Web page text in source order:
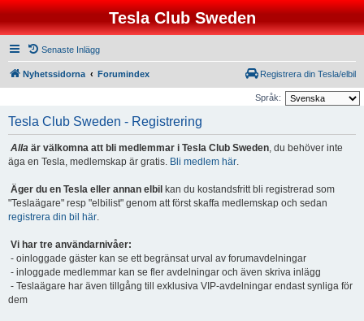
Tesla Club Sweden
Senaste Inlägg
Nyhetssidorna Forumindex Registrera din Tesla/elbil
Språk:
Tesla Club Sweden - Registrering
Alla är välkomna att bli medlemmar i Tesla Club Sweden, du behöver inte
äga en Tesla, medlemskap är gratis. Bli medlem här.
Äger du en Tesla eller annan elbil kan du kostandsfritt bli registrerad som
"Teslaägare" resp "elbilist" genom att först skaffa medlemskap och sedan
registrera din bil här.
Vi har tre användarnivåer:
- oinloggade gäster kan se ett begränsat urval av forumavdelningar
- inloggade medlemmar kan se fler avdelningar och även skriva inlägg
- Teslaägare har även tillgång till exklusiva VIP-avdelningar endast synliga för
dem